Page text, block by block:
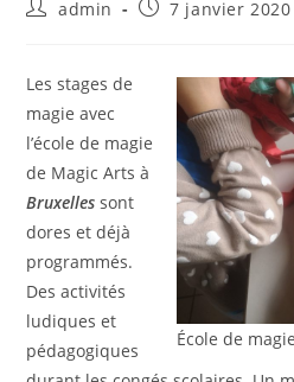
admin 7 janvier 2020
École de
Les stages de
magie avec
l’école de magie
de Magic Arts à
Bruxelles sont
dores et déjà
programmés.
Des activités
ludiques et
pédagogiques